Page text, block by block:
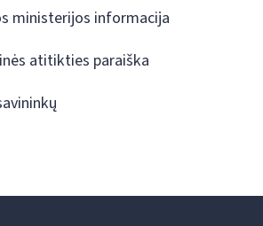
ministerijos informacija
atitikties paraiška